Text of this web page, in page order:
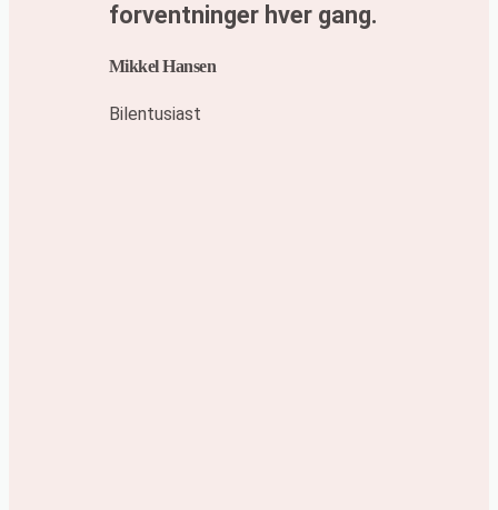
forventninger hver gang.
Mikkel Hansen
Bilentusiast